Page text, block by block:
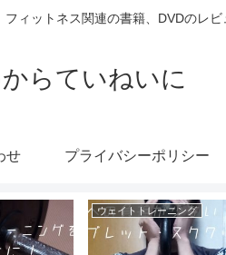
ィットネス関連の書籍、DVDのレビ
らていねいに
せ プライバシーポリシー
ウェイトトレーニング